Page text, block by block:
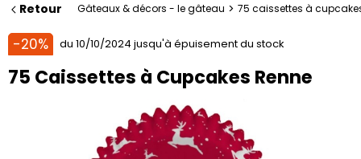
Retour Gâteaux & décors - le gâteau > 75 caissettes à
-20% du 10/10/2024 jusqu'à épuisement du stock
75 Caissettes à Cupcakes Renne